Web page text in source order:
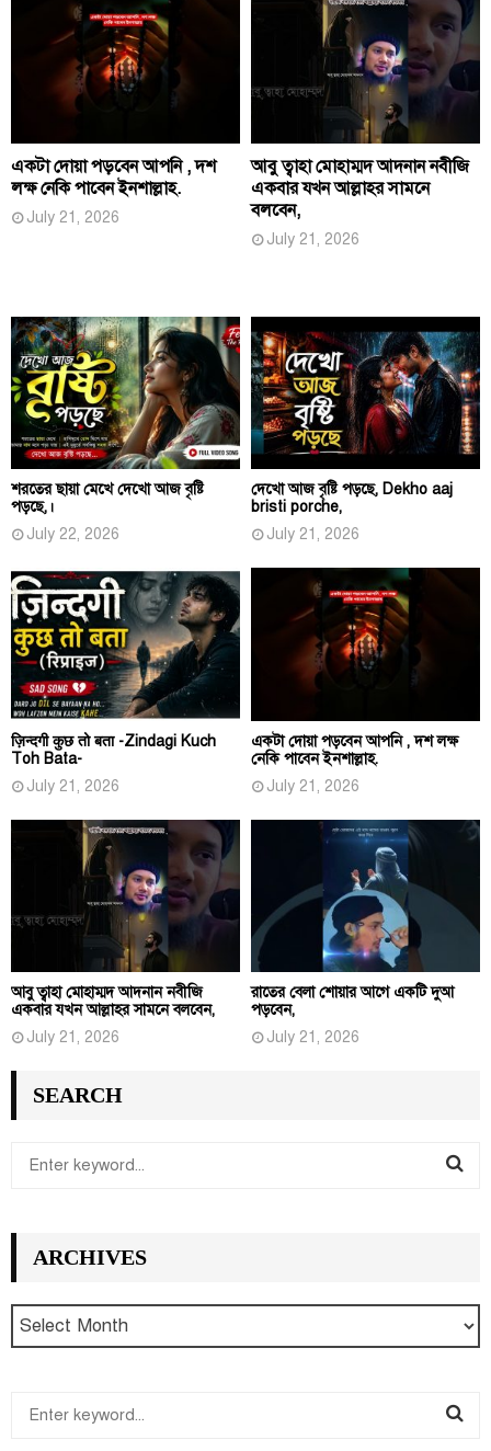
একটা দোয়া পড়বেন আপনি , দশ
লক্ষ নেকি পাবেন ইনশাল্লাহ.
July 21, 2026
আবু ত্বাহা মোহাম্মদ আদনান নবীজি
একবার যখন আল্লাহর সামনে
বলবেন,
July 21, 2026
শরতের ছায়া মেখে দেখো আজ বৃষ্টি
পড়ছে,।
July 22, 2026
দেখো আজ বৃষ্টি পড়ছে, Dekho aaj
bristi porche,
July 21, 2026
ज़िन्दगी कुछ तो बता -Zindagi Kuch
Toh Bata-
July 21, 2026
একটা দোয়া পড়বেন আপনি , দশ লক্ষ
নেকি পাবেন ইনশাল্লাহ.
July 21, 2026
আবু ত্বাহা মোহাম্মদ আদনান নবীজি
একবার যখন আল্লাহর সামনে বলবেন,
July 21, 2026
রাতের বেলা শোয়ার আগে একটি দুআ
পড়বেন,
July 21, 2026
SEARCH
r
o
H
ARCHIVES